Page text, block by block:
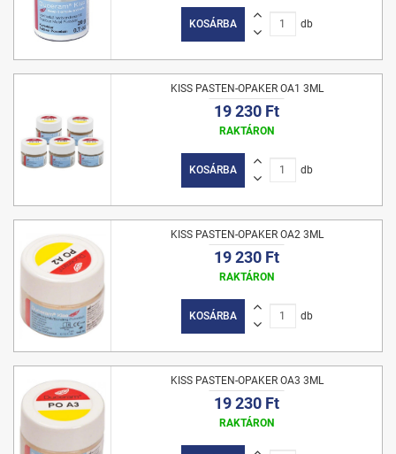
KOSÁRBA db
KISS PASTEN-OPAKER OA1 3ML
19 230 Ft
RAKTÁRON
KOSÁRBA db
KISS PASTEN-OPAKER OA2 3ML
19 230 Ft
RAKTÁRON
KOSÁRBA db
KISS PASTEN-OPAKER OA3 3ML
19 230 Ft
RAKTÁRON